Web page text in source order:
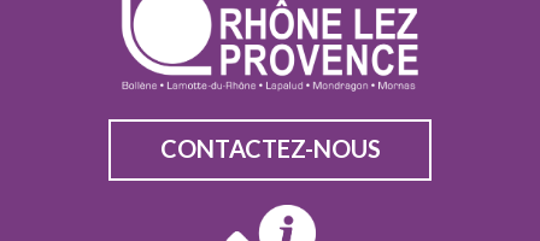
CONTACTEZ-NOUS